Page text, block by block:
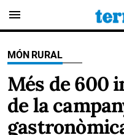
menu
MÓN RURAL
Més de 600
de la